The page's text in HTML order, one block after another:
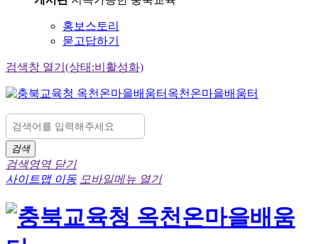
홍보스토리
묻고답하기
검색창 열기(상태:비활성화)
옥천온마을배움터
검색
검색영역 닫기
사이트맵 이동 모바일메뉴 열기